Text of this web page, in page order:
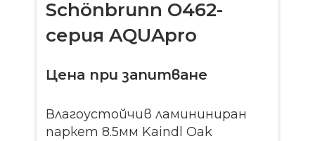
Schönbrunn O462-
серия AQUApro
Цена при запитване
Влагоустойчив ламининиран
паркет 8.5мм Kaindl Oak